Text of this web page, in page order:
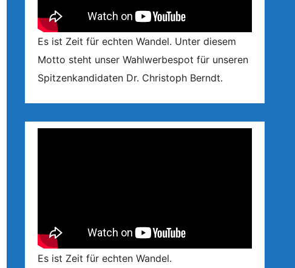
Es ist Zeit für echten Wandel. Unter diesem
Motto steht unser Wahlwerbespot für unseren
Spitzenkandidaten Dr. Christoph Berndt.
Es ist Zeit für echten Wandel.